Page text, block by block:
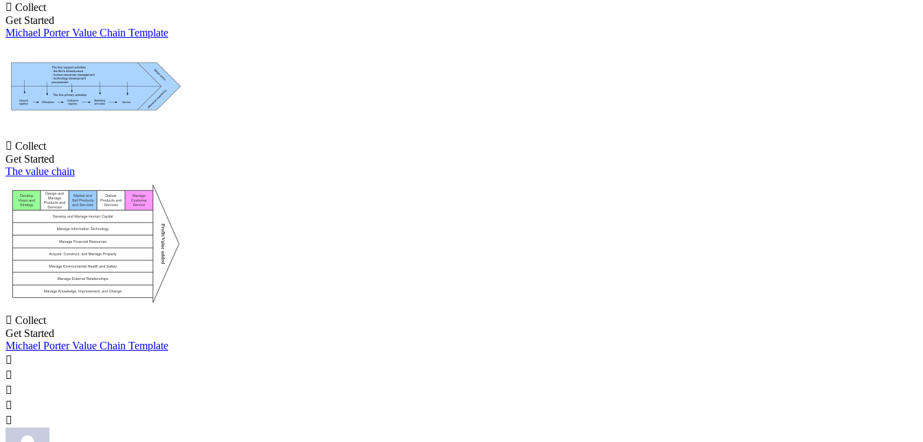
 Collect
Get Started
Michael Porter Value Chain Template
 Collect
Get Started
The value chain
 Collect
Get Started
Michael Porter Value Chain Template




